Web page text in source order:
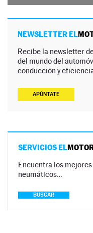
NEWSLETTER EL
Recibe la newsletter
del mundo del
conducción y
APÚNTATE
SERVICIOS EL
Encuentra los
neumáticos…
BUSCAR